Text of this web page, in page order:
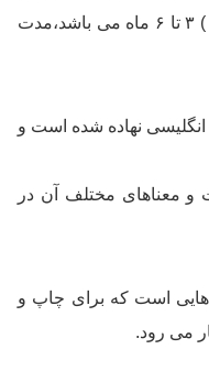
کاری و برای سایر کتاب ها ( شعر – رمان و کتابهای حوزه علوم انسانی ) ۳ تا ۶ ماه می باشد،مدت
: ویرایش، یک واژه ی فارسی است که در برابر کلمه Editing انگلیسی نهاده شده است و
معناهای مختلف آن در
هایی است که برای چاپ و